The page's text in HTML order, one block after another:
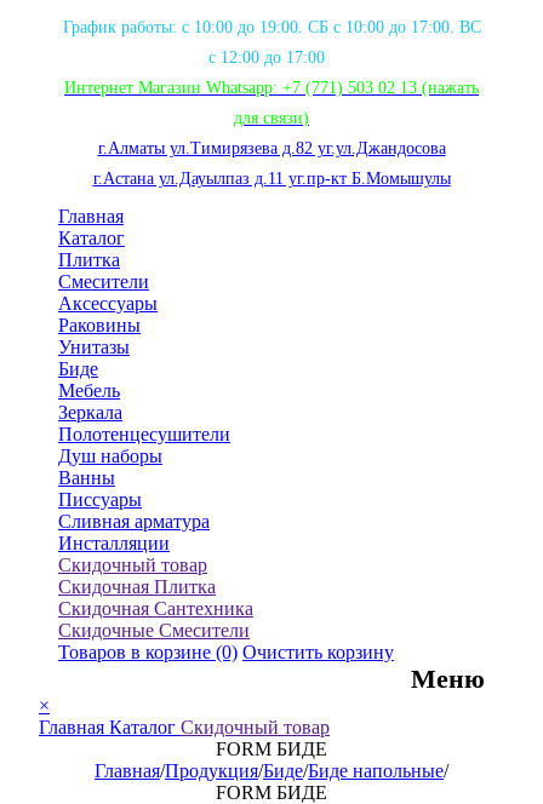
График работы: с 10:00 до 19:00. СБ с 10:00 до 17:00. ВС
с 12:00 до 17:00
Интернет Магазин Whatsapp: +7 (771) 503 02 13 (нажать
для связи)
г.Алматы ул.Тимирязева д.82 уг.ул.Джандосова
г.Астана ул.Дауылпаз д.11 уг.пр-кт Б.Момышулы
Главная
Каталог
Плитка
Смесители
Аксессуары
Раковины
Унитазы
Биде
Мебель
Зеркала
Полотенцесушители
Душ наборы
Ванны
Писсуары
Сливная арматура
Инсталляции
Скидочный товар
Скидочная Плитка
Скидочная Сантехника
Скидочные Смесители
Товаров в корзине (0) Очистить корзину
Меню
×
Главная Каталог Скидочный товар
FORM БИДЕ
Главная/Продукция/Биде/Биде напольные/
FORM БИДЕ